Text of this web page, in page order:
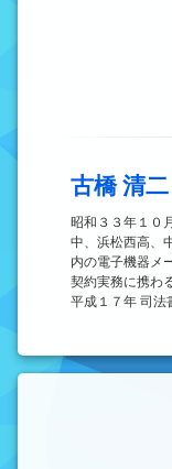
古橋 清二
昭和３３年１
中、浜松西高、
内の電子機器メ
契約実務に携わ
平成１７年 司法